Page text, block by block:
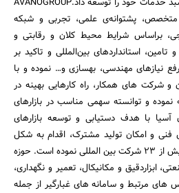
متخصص، پشتوانه‌ی علمی، تجربی و شبکه
براساس شرایط محیط کلان و رقابتی و
استانداردهای بین‌المللی و تاکید بر
نیازهای مهندسی، بهسازی و… نموده و با
و شرکت های همکار، راه کارهایی بهینه در
و توانسته سهمی مناسب در بازارهای
آسیا با هدف دستیابی و توسعه بازارهای
فنی و امکان تولید مشترک، اقدام به شکل
دهی همکاری های بلندمدت با بیش از 23 شرکت بین المللی نموده است. حوزه
ابزاردقیق و مکانیکال، تعمیر و نگهداری،
های مرتبط و سامانه های غبارگیر از جمله